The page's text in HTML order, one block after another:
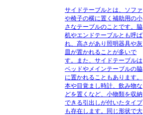
サイドテーブルとは、ソファ
や椅子の横に置く補助用の小
さなテーブルのことです。 脇
机やエンドテーブルとも呼ば
れ、高さがあり照明器具や灰
皿が置かれることが多いで
す。また、サイドテーブルは
ベッドやメインテーブルの脇
に置かれることもあります。
本や目覚まし時計、飲み物な
どを置くなど、小物類を収納
できる引出しが付いたタイプ
も存在します。同じ形状で大